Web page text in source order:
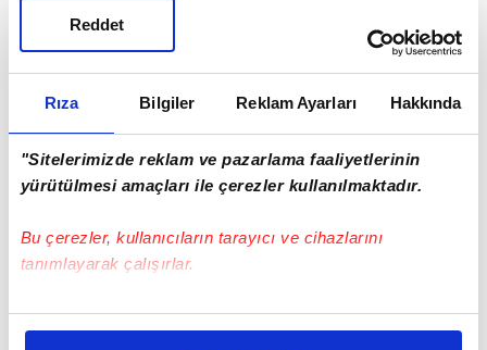
Rıza Bilgiler Reklam Ayarları Hakkında
"Sitelerimizde reklam ve pazarlama faaliyetlerinin
yürütülmesi amaçları ile çerezler kullanılmaktadır.
Bu çerezler, kullanıcıların tarayıcı ve cihazlarını
tanımlayarak çalışırlar.
Bu çerezlere izin vermeniz halinde sizlere özel
Reddet
03
AY YILDIZ GÖRÜCÜYE ÇIKIYOR:Saat
17.00'de NATO Dışişleri Bakanları,
kapsamında Bahreyn, Kuveyt, Katar ve